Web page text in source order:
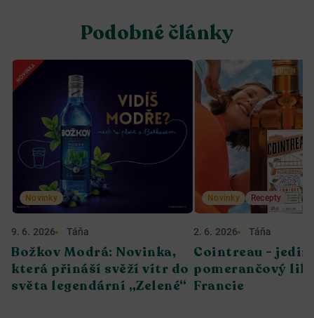
Podobné články
Novinky
9. 6. 2026 Táňa
Božkov Modrá: Novinka,
která přináší svěží vítr do
světa legendární „Zelené“
Novinky Recepty
2. 6. 2026 Táňa
Cointreau -
pomerančový
Francie